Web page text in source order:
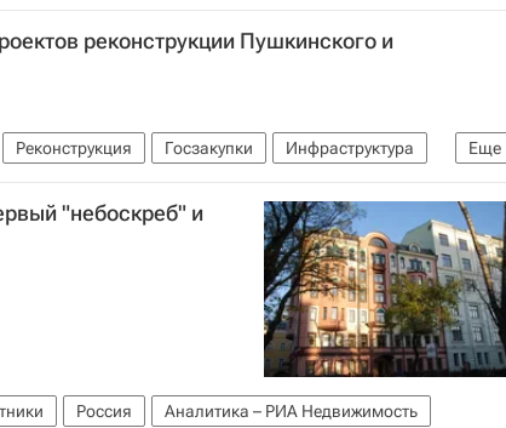
реконструкции Пушкинского и
Еще
Реконструкция Госзакупки
Инфраструктура
"небоскреб" и
Россия Аналитика – РИА Недвижимость